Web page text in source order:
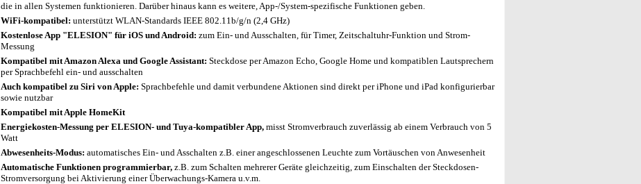
die in allen Systemen funktionieren. Darüber hinaus kann es weitere, App-/System-spezifische Funktionen geben.
WiFi-kompatibel: unterstützt WLAN-Standards IEEE 802.11b/g/n (2,4 GHz)
Kostenlose App "ELESION" für iOS und Android: zum Ein- und Ausschalten, für Timer, Zeitschaltuhr-Funktion und Strom-
Messung
Kompatibel mit Amazon Alexa und Google Assistant: Steckdose per Amazon Echo, Google Home und kompatiblen Lautsprechern
per Sprachbefehl ein- und ausschalten
Auch kompatibel zu Siri von Apple: Sprachbefehle und damit verbundene Aktionen sind direkt per iPhone und iPad konfigurierbar
sowie nutzbar
Kompatibel mit Apple HomeKit
Energiekosten-Messung per ELESION- und Tuya-kompatibler App, misst Stromverbrauch zuverlässig ab einem Verbrauch von 5
Watt
Abwesenheits-Modus: automatisches Ein- und Asschalten z.B. einer angeschlossenen Leuchte zum Vortäuschen von Anwesenheit
Automatische Funktionen programmierbar, z.B. zum Schalten mehrerer Geräte gleichzeitig, zum Einschalten der Steckdosen-
Stromversorgung bei Aktivierung einer Überwachungs-Kamera u.v.m.